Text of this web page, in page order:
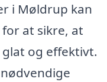
i Møldrup kan
at sikre, at
og effektivt.